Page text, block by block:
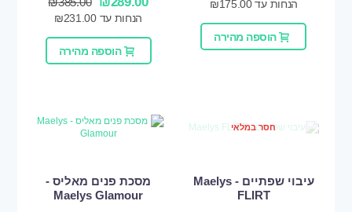
הנחות עד ₪175.00
הוספה מהירה
הנחות עד ₪231.00
הוספה מהירה
חסר במלאי
עיבוי שפתיים - Maelys
FLIRT
מסכת פנים מאליס -
Maelys Glamour